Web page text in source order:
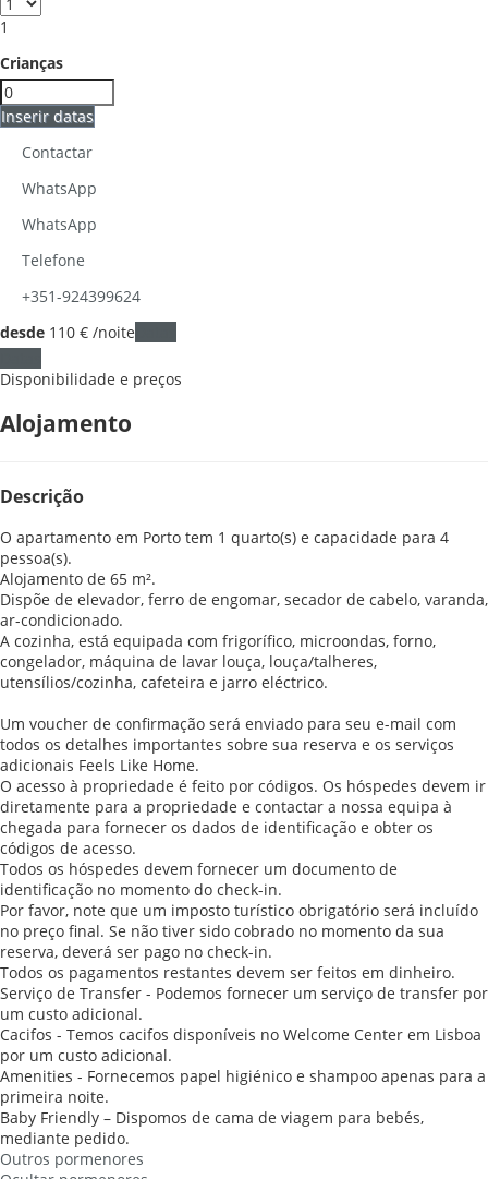
1
Crianças
Inserir datas
Contactar
WhatsApp
WhatsApp
Telefone
+351-924399624
desde 110 € /noite
Disponibilidade e preços
Alojamento
Descrição
O apartamento em Porto tem 1 quarto(s) e capacidade para 4
pessoa(s).
Alojamento de 65 m².
Dispõe de elevador, ferro de engomar, secador de cabelo, varanda,
ar-condicionado.
A cozinha, está equipada com frigorífico, microondas, forno,
congelador, máquina de lavar louça, louça/talheres,
utensílios/cozinha, cafeteira e jarro eléctrico.
Um voucher de confirmação será enviado para seu e-mail com
todos os detalhes importantes sobre sua reserva e os serviços
adicionais Feels Like Home.
O acesso à propriedade é feito por códigos. Os hóspedes devem ir
diretamente para a propriedade e contactar a nossa equipa à
chegada para fornecer os dados de identificação e obter os
códigos de acesso.
Todos os hóspedes devem fornecer um documento de
identificação no momento do check-in.
Por favor, note que um imposto turístico obrigatório será incluído
no preço final. Se não tiver sido cobrado no momento da sua
reserva, deverá ser pago no check-in.
Todos os pagamentos restantes devem ser feitos em dinheiro.
Serviço de Transfer - Podemos fornecer um serviço de transfer por
um custo adicional.
Cacifos - Temos cacifos disponíveis no Welcome Center em Lisboa
por um custo adicional.
Amenities - Fornecemos papel higiénico e shampoo apenas para a
primeira noite.
Baby Friendly – Dispomos de cama de viagem para bebés,
mediante pedido.
Outros pormenores